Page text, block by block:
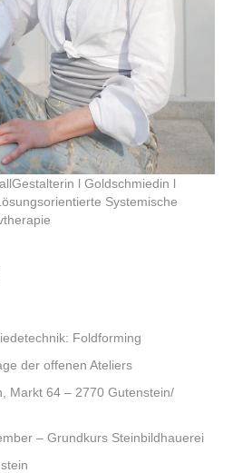
l Goldschmiedin l
Systemische
Foldforming
der offenen Ateliers
Markt 64 – 2770 Gutenstein/
– Grundkurs Steinbildhauerei